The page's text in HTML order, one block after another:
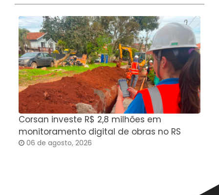
Corsan investe R$ 2,8 milhões em
monitoramento digital de obras no RS
06 de agosto, 2026